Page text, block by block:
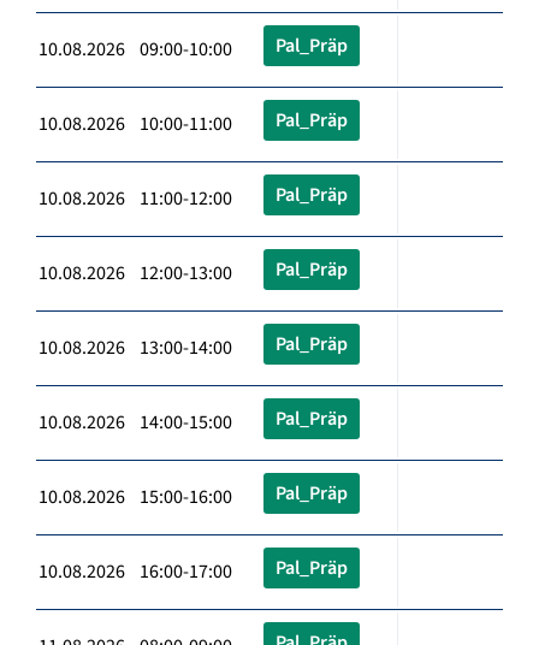
10.08.2026 09:00-10:00 Pal_Präp
10.08.2026 10:00-11:00 Pal_Präp
10.08.2026 11:00-12:00 Pal_Präp
10.08.2026 12:00-13:00 Pal_Präp
10.08.2026 13:00-14:00 Pal_Präp
10.08.2026 14:00-15:00 Pal_Präp
10.08.2026 15:00-16:00 Pal_Präp
10.08.2026 16:00-17:00 Pal_Präp